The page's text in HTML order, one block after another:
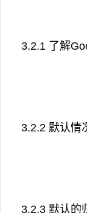
3.2.1 了解
3.2.2 默认情
3.2.3 默认的